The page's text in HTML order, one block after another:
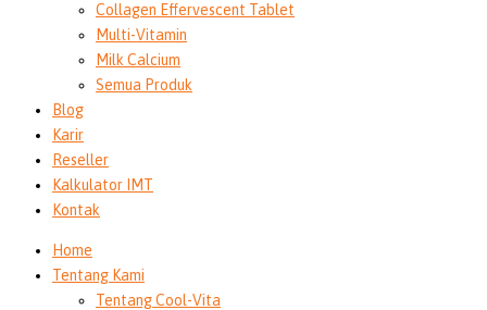
Collagen Effervescent Tablet
Multi-Vitamin
Milk Calcium
Semua Produk
Blog
Karir
Reseller
Kalkulator IMT
Kontak
Home
Tentang Kami
Tentang Cool-Vita